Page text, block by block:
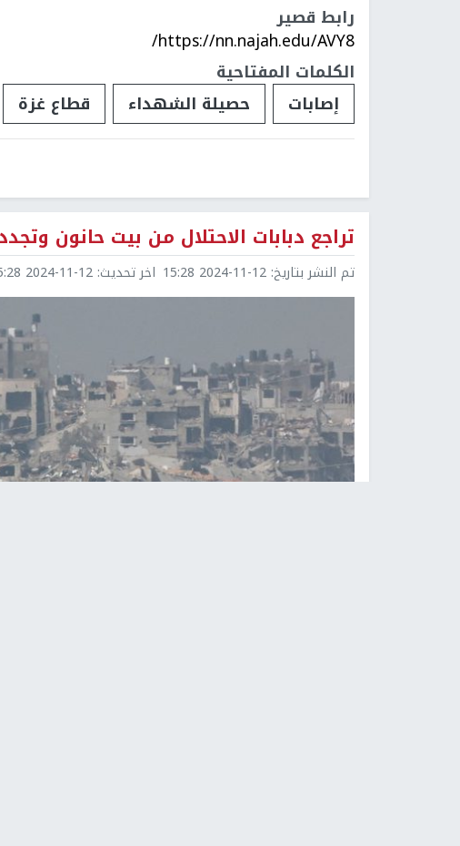
رابط قصير
https://nn.najah.edu/AVY8/
الكلمات المفتاحية
إصابات
حصيلة الشهداء قطاع غزة
تراجع دبابات الاحتلال من بيت حانون
تم النشر بتاريخ: 2024-11-12 15:28 اخر تحديث: 2024-11-12 15:28